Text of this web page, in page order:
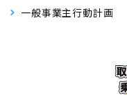
一般事業主行動計画